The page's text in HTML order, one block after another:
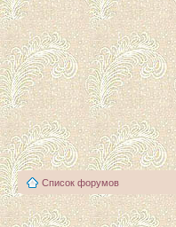
Список форумов